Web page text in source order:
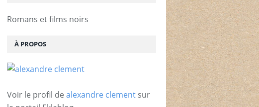
Romans et films noirs
À PROPOS
Voir le profil de alexandre clement sur